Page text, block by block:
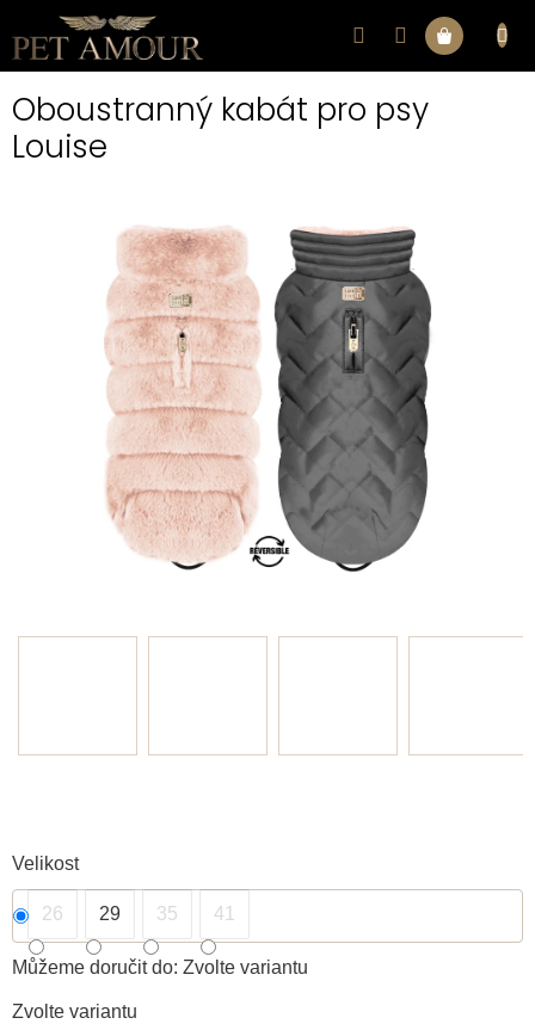
obsah
Nákupní
Oboustranný kabát pro psy
Louise
Zvolte variantu
Velikost
26 29 35 41
Můžeme doručit do: Zvolte variantu